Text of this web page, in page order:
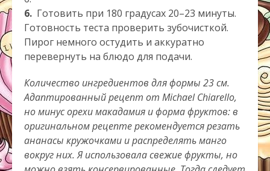
6. Готовить при 180 градусах 20–23 минуты.
Готовность теста проверить зубочисткой.
Пирог немного остудить и аккуратно
перевернуть на блюдо для подачи.
Количество ингредиентов для формы 23 см.
Адаптированный рецепт от Michael Chiarello,
но минус орехи макадамия и форма фруктов: в
оригинальном рецепте рекомендуется резать
ананасы кружочками и распределять манго
вокруг них. Я использовала свежие фрукты, но